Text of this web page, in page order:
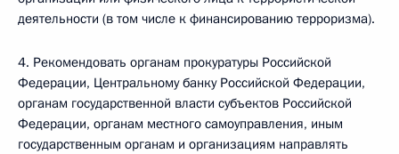
деятельности (в том числе к финансированию терроризма).
4. Рекомендовать органам прокуратуры Российской
Федерации, Центральному банку Российской Федерации,
органам государственной власти субъектов Российской
Федерации, органам местного самоуправления, иным
государственным органам и организациям направлять